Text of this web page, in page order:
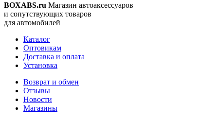
BOXABS.ru Магазин автоаксессуаров
и сопутствующих товаров
для автомобилей
Каталог
Оптовикам
Доставка и оплата
Установка
Возврат и обмен
Отзывы
Новости
Магазины